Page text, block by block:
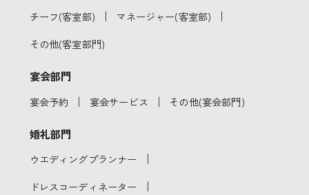
チーフ(客室部) ｜ マネージャー(客室部) ｜
その他(客室部門)
宴会部門
宴会予約 ｜ 宴会サービス ｜ その他(宴会部門)
婚礼部門
ウエディングプランナー ｜
ドレスコーディネーター ｜